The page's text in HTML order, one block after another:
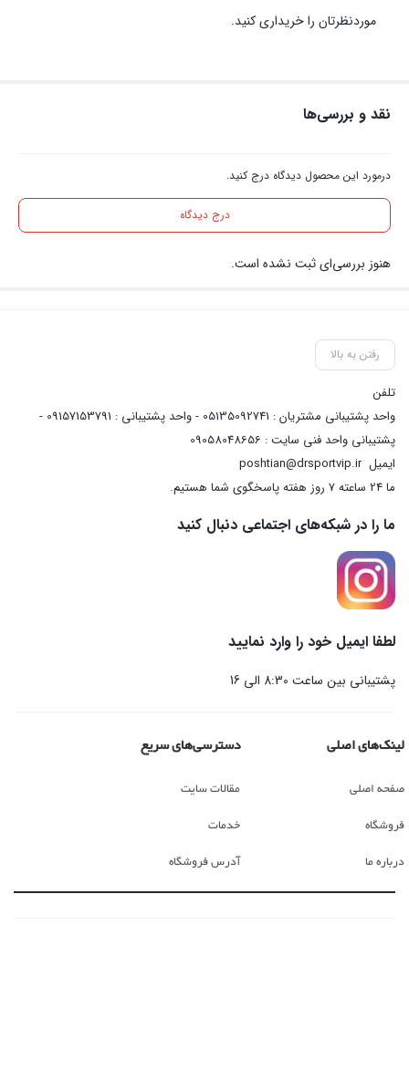
موردنظرتان را خریداری کنید.
نقد و بررسی‌ها
درمورد این محصول دیدگاه درج کنید.
درج دیدگاه
هنوز بررسی‌ای ثبت نشده است.
رفتن به بالا
تلفن
واحد پشتیبانی مشتریان : 05135092741 - واحد پشتیبانی : 09157153791 -
پشتیبانی واحد فنی سایت : 09058048656
ایمیلposhtian@drsportvip.ir
ما 24 ساعته 7 روز هفته پاسخگوی شما هستیم.
ما را در شبکه‌های اجتماعی دنبال کنید
لطفا ایمیل خود را وارد نمایید
پشتیبانی بین ساعت 8:30 الی 16
لینک‌های اصلی
صفحه اصلی
فروشگاه
درباره ما
دسترسی‌های سریع
مقالات سایت
خدمات
آدرس فروشگاه